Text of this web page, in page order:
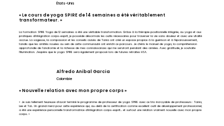
États-Unis
« Le cours de yoga SPIRE de 14 semaines a été véritablement
transformateur. »
La formation SPIRE Yoga de 12 semaines a été une véritable transformation. Grâce à la thérapie positionnelle intégrée, au yoga et aux
pratiques d'intégration corps-esprit, je possède désormais les outils nécessaires pour traverser la vie sans douleur et avec une vitalité
accrue. La sagesse, la compassion et les conseils avisés de Tania ont créé un espace propice à la guérison et à l'épanouissement,
tandis que les amitiés nouées au sein de cette communauté ont enrichi ce parcours. Je chéris le manuel de yoga, la compréhension
approfondie de l'anatomie et la richesse de mes connaissances qui me serviront pendant des années. Avec gratitude, je souhaite
l'illumination. J'espère que le yoga SPIRE sera également proposé lors de futures retraites HSA.
Alfredo Anibal Garcia
Colombie
« Nouvelle relation avec mon propre corps »
« Je suis tellement heureuse d'avoir terminé le programme de professeur de yoga SPIRE avec ce trio incroyable de professeurs : Tania,
Lee et Tal… Un grand merci pour cette expérience qui, au-delà de la certification comme excellent outil de développement professionnel,
a été une expérience personnelle transformatrice d'intégration corps-esprit… et surtout une relation vraiment nouvelle avec mon propre
corps. »